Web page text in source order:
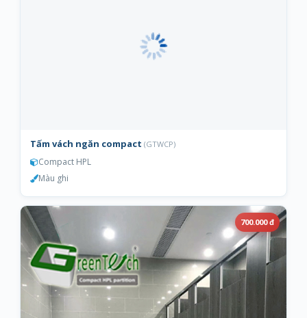
Tấm vách ngăn compact (GTWCP)
Compact HPL
Màu ghi
700.000 đ